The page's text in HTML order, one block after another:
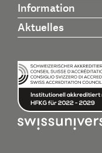
Information
Aktuelles